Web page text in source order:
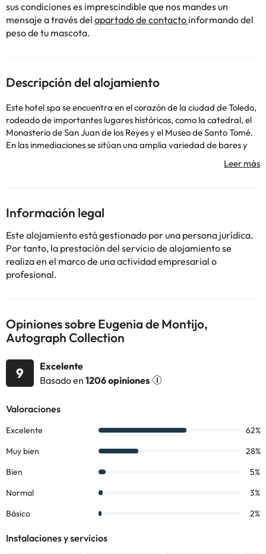
sus condiciones es imprescindible que nos mandes un
mensaje a través del apartado de contacto informando del
peso de tu mascota.
Descripción del alojamiento
Este hotel spa se encuentra en el corazón de la ciudad de Toledo,
rodeado de importantes lugares históricos, como la catedral, el
Monasterio de San Juan de los Reyes y el Museo de Santo Tomé.
En las inmediaciones se sitúan una amplia variedad de bares y
encontrarán el Museo del Greco a solo 700 metros de distancia,
Montijo. El hotel, restaurado por un prestigioso equipo de
arquitectos y arqueólogos, rezuma grandeza y combina
magistralmente elementos tradicionales y modernos. El hotel
ofrece instalaciones de primera, un impecable servicio y una
meticulosa atención a los detalles.
alojamiento. Si tienes dudas, contáctanos.
Información legal
Este alojamiento está gestionado por una persona jurídica.
Por tanto, la prestación del servicio de alojamiento se
realiza en el marco de una actividad empresarial o
profesional.
Opiniones sobre Eugenia de Montijo,
Autograph Collection
9
Excelente
Basado en 1206 opiniones